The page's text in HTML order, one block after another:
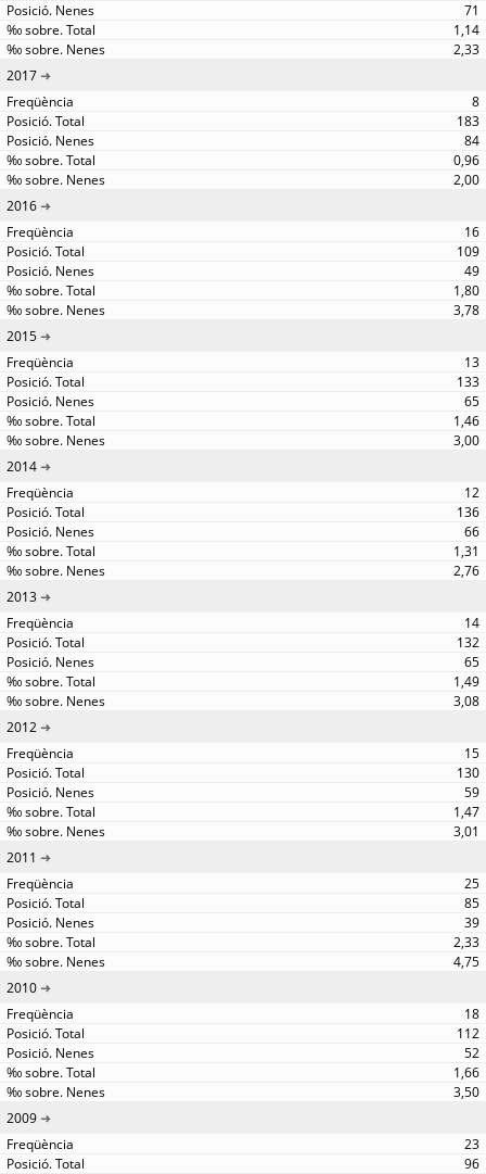
71
1,14
2,33
2017
8
183
84
0,96
2,00
2016
16
109
49
1,80
3,78
2015
13
133
65
1,46
3,00
2014
12
136
66
1,31
2,76
2013
14
132
65
1,49
3,08
2012
15
130
59
1,47
3,01
2011
25
85
39
2,33
4,75
2010
18
112
52
1,66
3,50
2009
23
96